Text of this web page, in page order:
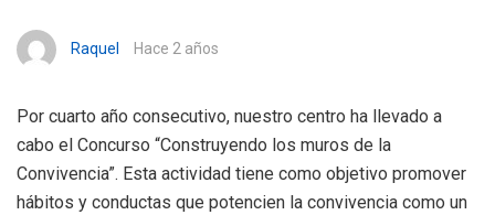
Raquel Hace 2 años
Por cuarto año consecutivo, nuestro centro ha llevado a
cabo el Concurso “Construyendo los muros de la
Convivencia”. Esta actividad tiene como objetivo promover
hábitos y conductas que potencien la convivencia como un